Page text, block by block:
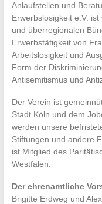
Anlaufstellen und
Erwerbslosigkeit e.V.
und überregionalen
Erwerbstätigkeit von
Arbeitslosigkeit und
Form der
Antisemitismus und
Der Verein ist
Stadt Köln und dem
werden unsere
Stiftungen und andere
ist Mitglied des
Westfalen.
Der ehrenamtliche
Brigitte Erdweg und